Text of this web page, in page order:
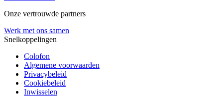
Onze vertrouwde partners
Werk met ons samen
Snelkoppelingen
Colofon
Algemene voorwaarden
Privacybeleid
Cookiebeleid
Inwisselen